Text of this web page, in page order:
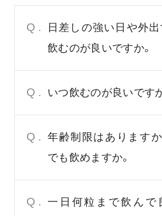
Q.
日差しの強い日や外
飲むのが良いですか。
Q. いつ飲むのが良いです
Q. 年齢制限はありますか
でも飲めますか。
Q. 一日何粒まで飲んで